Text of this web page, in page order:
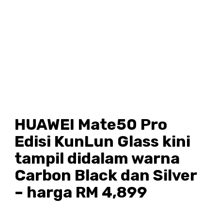
HUAWEI Mate50 Pro
Edisi KunLun Glass kini
tampil didalam warna
Carbon Black dan Silver
– harga RM 4,899